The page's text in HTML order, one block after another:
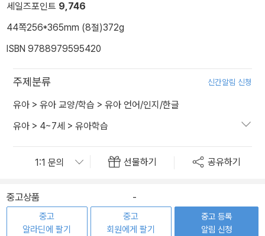
세일즈포인트 9,746
44쪽256*365mm (8절)372g
ISBN 9788979595420
주제분류 신간알림 신청
유아 > 유아 교양/학습 > 유아 언어/인지/한글
유아 > 4~7세 > 유아학습
선물하기 공유하기
중고상품 -
중고
알라딘에 팔기
중고
회원에게 팔기
중고 등록
알림 신청